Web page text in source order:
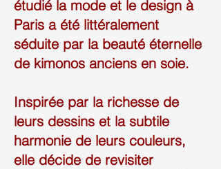
étudié la mode et le design à
Paris a été littéralement
séduite par la beauté éternelle
de kimonos anciens en soie.
Inspirée par la richesse de
leurs dessins et la subtile
harmonie de leurs couleurs,
elle décide de revisiter